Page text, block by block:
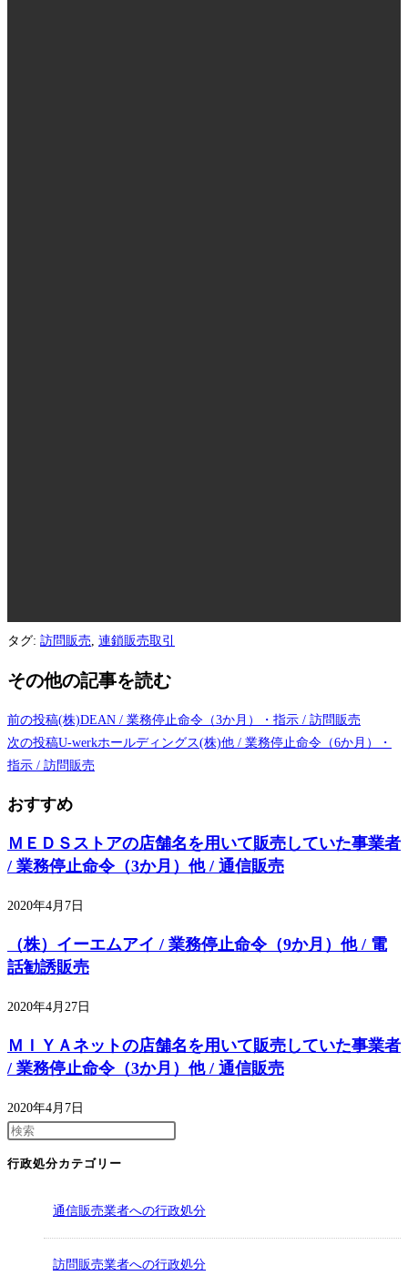
タグ: 訪問販売, 連鎖販売取引
その他の記事を読む
前の投稿(株)DEAN / 業務停止命令（3か月）・指示 / 訪問販売
次の投稿U-werkホールディングス(株)他 / 業務停止命令（6か月）・
指示 / 訪問販売
おすすめ
ＭＥＤＳストアの店舗名を用いて販売していた事業者
/ 業務停止命令（3か月）他 / 通信販売
2020年4月7日
（株）イーエムアイ / 業務停止命令（9か月）他 / 電
話勧誘販売
2020年4月27日
ＭＩＹＡネットの店舗名を用いて販売していた事業者
/ 業務停止命令（3か月）他 / 通信販売
2020年4月7日
行政処分カテゴリー
通信販売業者への行政処分
訪問販売業者への行政処分